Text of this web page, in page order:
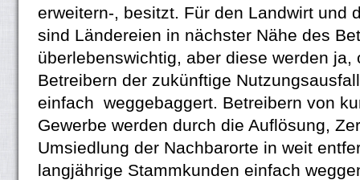
erweitern-, besitzt. Für den Landwirt und
sind Ländereien in nächster Nähe des
überlebenswichtig, aber diese werden ja,
Betreibern der zukünftige
einfach weggebaggert. Betreibern von
Gewerbe werden durch die Auflösung,
Umsiedlung der Nachbarorte in weit
langjährige Stammkunden einfach